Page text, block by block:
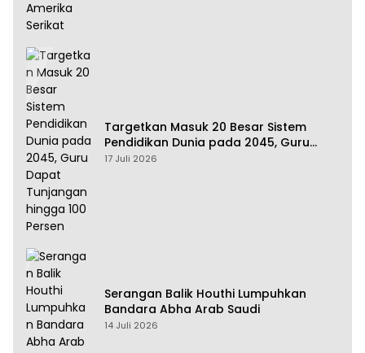
Targetkan Masuk 20 Besar Sistem
Pendidikan Dunia pada 2045, Guru
Dapat Tunjangan hingga 100 Persen
17 Juli 2026
Serangan Balik Houthi Lumpuhkan
Bandara Abha Arab Saudi
14 Juli 2026